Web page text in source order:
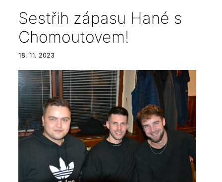
Sestřih zápasu Hané s
Chomoutovem!
18. 11. 2023